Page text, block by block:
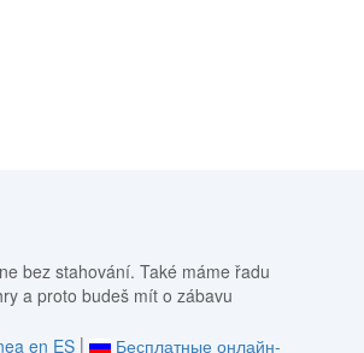
bez stahování. Také máme řadu
a proto budeš mít o zábavu
en ES | Бесплатные онлайн-